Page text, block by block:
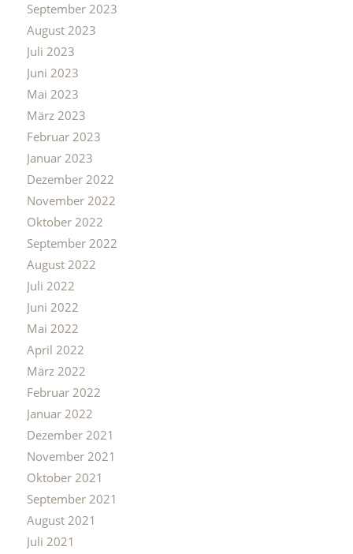
September 2023
August 2023
Juli 2023
Juni 2023
Mai 2023
März 2023
Februar 2023
Januar 2023
Dezember 2022
November 2022
Oktober 2022
September 2022
August 2022
Juli 2022
Juni 2022
Mai 2022
April 2022
März 2022
Februar 2022
Januar 2022
Dezember 2021
November 2021
Oktober 2021
September 2021
August 2021
Juli 2021